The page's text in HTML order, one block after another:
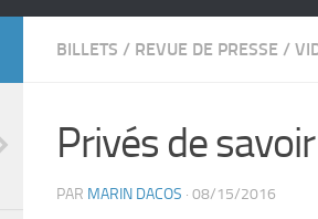
BILLETS / REVUE DE PRESSE /
Privés de
PAR MARIN DACOS · 08/15/2016